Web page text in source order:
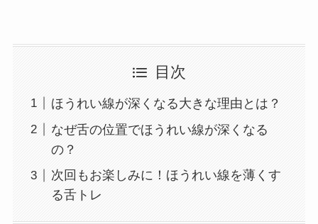
目次
ほうれい線が深くなる大きな理由とは？
なぜ舌の位置でほうれい線が深くなる
の？
次回もお楽しみに！ほうれい線を薄くす
る舌トレ